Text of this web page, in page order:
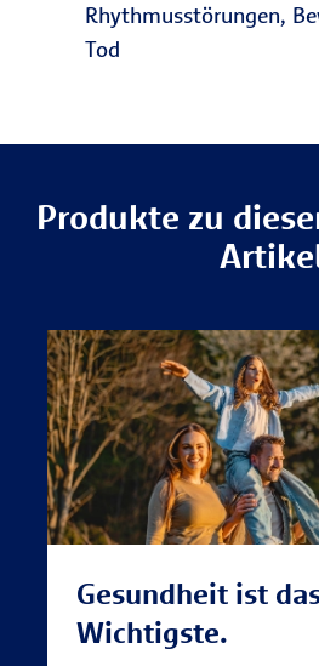
Rhythmusstörungen,
Tod
Produkte zu
Gesundheit ist
Wichtigste.